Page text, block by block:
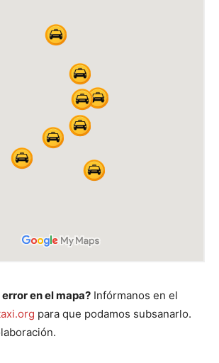
en el mapa? Infórmanos en el
para que podamos subsanarlo.